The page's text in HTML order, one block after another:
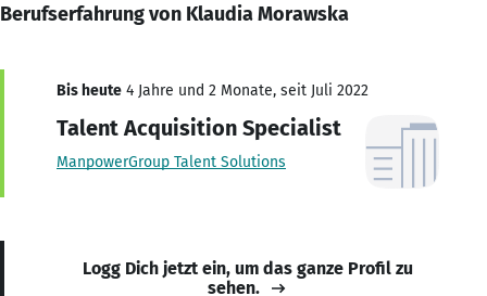
Berufserfahrung von Klaudia Morawska
Bis heute 4 Jahre und 2 Monate, seit Juli 2022
Talent Acquisition Specialist
ManpowerGroup Talent Solutions
Logg Dich jetzt ein, um das ganze Profil zu
sehen.